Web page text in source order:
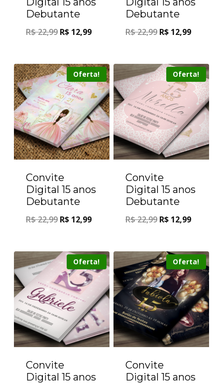
Debutante
R$22,99 R$ 12,99
Debutante
R$22,99 R$ 12,99
Oferta!
Convite
Digital 15 anos
Debutante
R$22,99 R$ 12,99
Oferta!
Convite
Digital 15 anos
Debutante
R$22,99 R$ 12,99
Oferta!
Convite
Digital 15 anos
Oferta!
Convite
Digital 15 anos